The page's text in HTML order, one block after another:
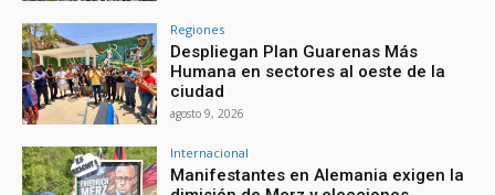
Regiones
Despliegan Plan Guarenas Más
Humana en sectores al oeste de la
ciudad
agosto 9, 2026
Internacional
Manifestantes en Alemania exigen la